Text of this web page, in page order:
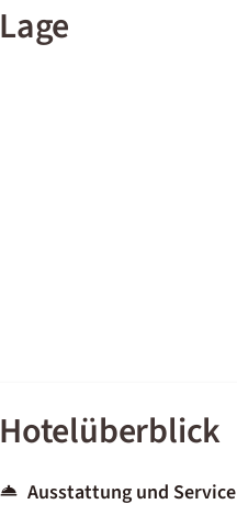
Lage
Hotelüberblick
Ausstattung und Service